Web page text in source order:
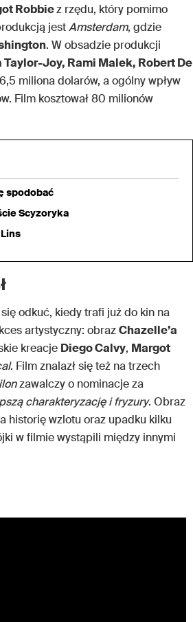
Robbiez rzędu, który pomimo
jestAmsterdam, gdzie
. W obsadzie produkcji
Taylor-Joy, Rami Malek, Robert De
miliona dolarów, a ogólny wpływ
Film kosztował 80 milionów
spodobać
Scyzoryka
odkuć, kiedy trafi już do kin na
artystyczny: obrazChazelle’a
kreacje Diego Calvy, Margot
. Film znalazł się też na trzech
zawalczy o nominacje za
charakteryzację i fryzury. Obraz
historię wzlotu oraz upadku kilku
w filmie wystąpili między innymi